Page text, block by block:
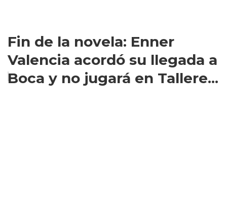
Fin de la novela: Enner
Valencia acordó su llegada a
Boca y no jugará en Tallere...